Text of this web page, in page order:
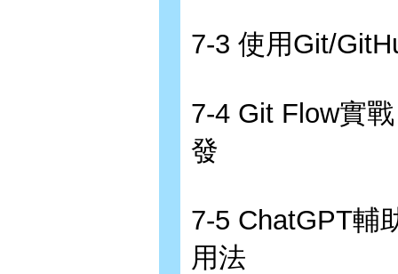
7-3 使用Git/
7-4 Git Flow實
發
7-5 ChatGPT輔
用法